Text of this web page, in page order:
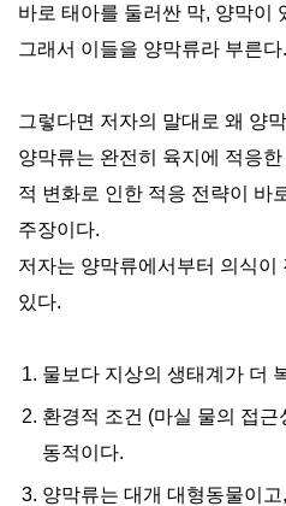
바로 태아를 둘러싼 막, 양막이
그래서 이들을 양막류라 부른다.
그렇다면 저자의 말대로 왜 양
양막류는 완전히 육지에 적응
적 변화로 인한 적응 전략이 바
주장이다.
저자는 양막류에서부터 의식이
있다.
물보다 지상의 생태계가 더
환경적 조건 (마실 물의 접
동적이다.
양막류는 대개 대형동물이